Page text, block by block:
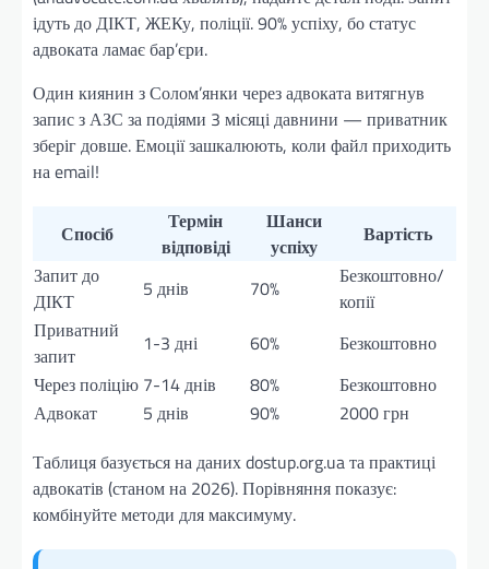
ідуть до ДІКТ, ЖЕКу, поліції. 90% успіху, бо статус
адвоката ламає бар’єри.
Один киянин з Солом’янки через адвоката витягнув
запис з АЗС за подіями 3 місяці давнини — приватник
зберіг довше. Емоції зашкалюють, коли файл приходить
на email!
Спосіб
Термін
відповіді
Шанси
успіху
Вартість
Запит до
ДІКТ
5 днів 70%
Безкоштовно/
копії
Приватний
запит
1-3 дні 60%
Безкоштовно
Через поліцію 7-14 днів 80%
Безкоштовно
Адвокат
5 днів 90%
2000 грн
Таблиця базується на даних dostup.org.ua та практиці
адвокатів (станом на 2026). Порівняння показує:
комбінуйте методи для максимуму.